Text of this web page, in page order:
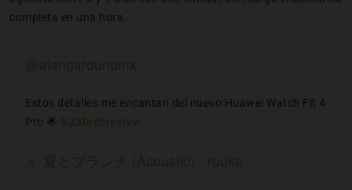
completa en una hora.
@alangardunomx
Estos detalles me encantan del nuevo Huawei Watch Fit 4
Pro 🌟 %23techreview
♬ 夏とブランチ (Acoustic) - ruuka